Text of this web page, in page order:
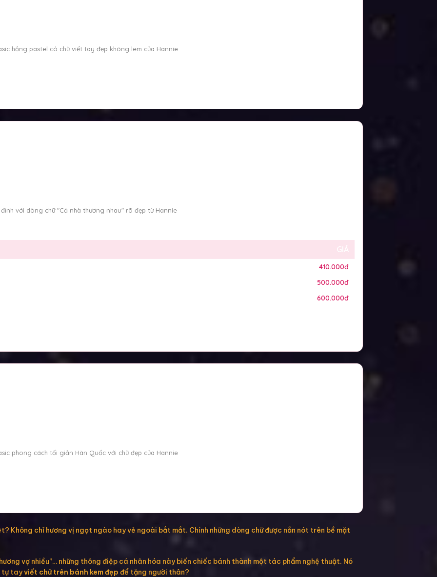
hồng pastel có chữ viết tay đẹp không lem của Hannie
với dòng chữ "Cả nhà thương nhau" rõ đẹp từ Hannie
GIÁ
410.000đ
500.000đ
600.000đ
phong cách tối giản Hàn Quốc với chữ đẹp của Hannie
Không chỉ hương vị ngọt ngào hay vẻ ngoài bắt mắt. Chính những dòng chữ được nắn nót trên bề mặt
vợ nhiều”… những thông điệp cá nhân hóa này biến chiếc bánh thành một tác phẩm nghệ thuật. Nó
tự tayviết chữ trên bánh kem đẹp để tặng người thân?